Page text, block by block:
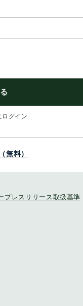
ログイン
無料）
プレスリリース取扱基準